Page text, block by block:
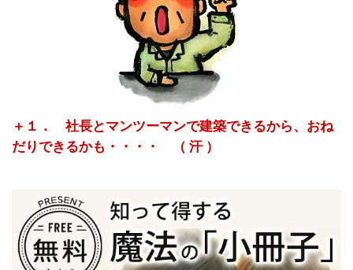
＋１． 社長とマンツーマンで建築できるから、おね
だりできるかも・・・・ （ 汗 ）